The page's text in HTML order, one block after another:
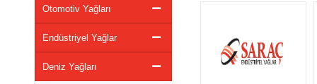
Otomotiv Yağları
Endüstriyel Yağlar
Deniz Yağları